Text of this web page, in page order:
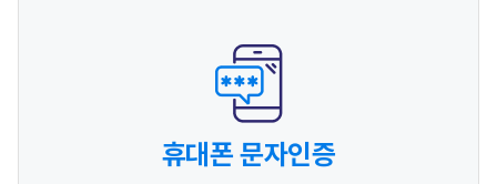
휴대폰 문자인증